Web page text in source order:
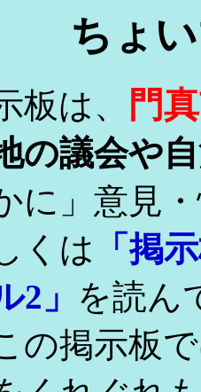
ちょ
板は、
門
の議会や
に」意見
くは
「掲
2」 を読ん
掲示板で